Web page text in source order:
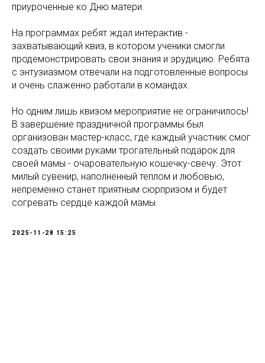
приуроченные ко Дню матери.
На программах ребят ждал интерактив -
захватывающий квиз, в котором ученики смогли
продемонстрировать свои знания и эрудицию. Ребята
с энтузиазмом отвечали на подготовленные вопросы
и очень слаженно работали в командах.
Но одним лишь квизом мероприятие не ограничилось!
В завершение праздничной программы был
организован мастер-класс, где каждый участник смог
создать своими руками трогательный подарок для
своей мамы - очаровательную кошечку-свечу. Этот
милый сувенир, наполненный теплом и любовью,
непременно станет приятным сюрпризом и будет
согревать сердце каждой мамы.
2025-11-28 15:25